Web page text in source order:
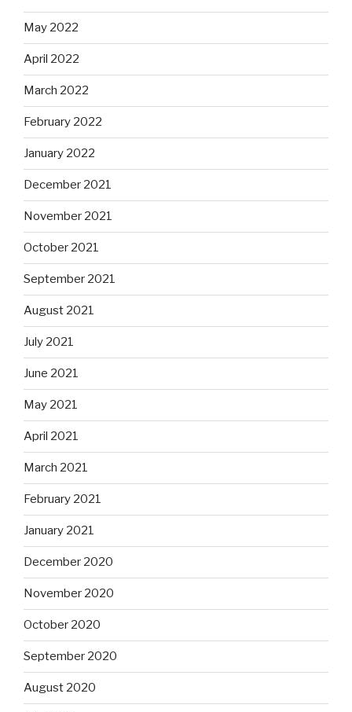
May 2022
April 2022
March 2022
February 2022
January 2022
December 2021
November 2021
October 2021
September 2021
August 2021
July 2021
June 2021
May 2021
April 2021
March 2021
February 2021
January 2021
December 2020
November 2020
October 2020
September 2020
August 2020